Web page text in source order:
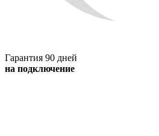
Гарантия 90 дней
на подключение